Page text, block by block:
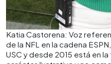
Katia Castorena: Voz
de la NFL en la cadena
USC y desde 2015 está en